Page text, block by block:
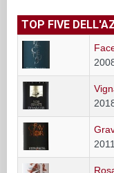
TOP FIVE
2011,